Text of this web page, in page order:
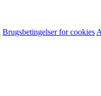
Brugsbetingelser for cookies